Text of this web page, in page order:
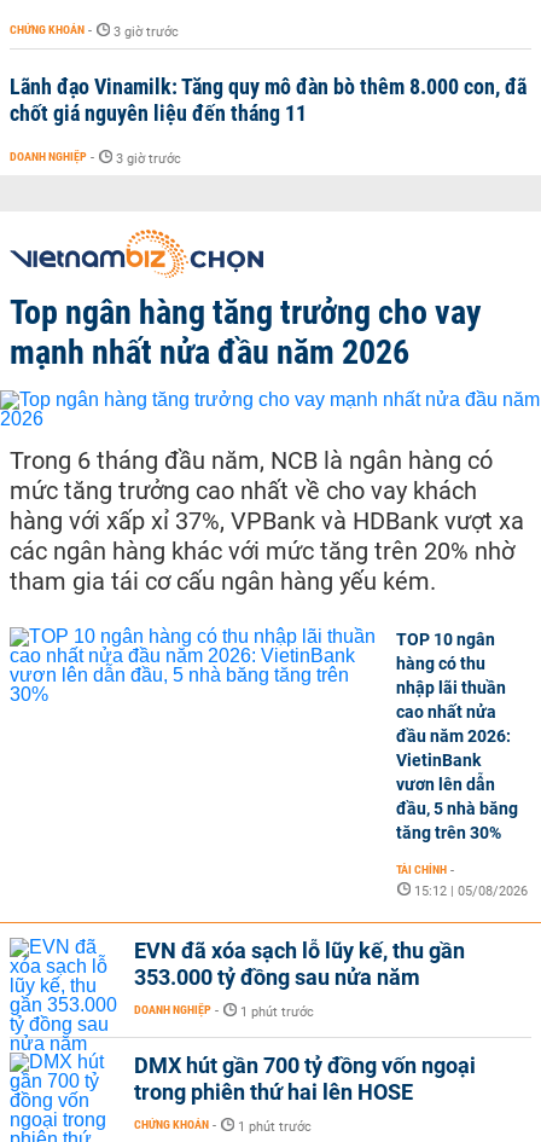
CHỨNG KHOÁN - 3 giờ trước
Lãnh đạo Vinamilk: Tăng quy mô đàn bò thêm 8.000 con, đã
chốt giá nguyên liệu đến tháng 11
DOANH NGHIỆP - 3 giờ trước
Top ngân hàng tăng trưởng cho vay
mạnh nhất nửa đầu năm 2026
Trong 6 tháng đầu năm, NCB là ngân hàng có
mức tăng trưởng cao nhất về cho vay khách
hàng với xấp xỉ 37%, VPBank và HDBank vượt xa
các ngân hàng khác với mức tăng trên 20% nhờ
tham gia tái cơ cấu ngân hàng yếu kém.
TOP 10 ngân
hàng có thu
nhập lãi thuần
cao nhất nửa
đầu năm 2026:
VietinBank
vươn lên dẫn
đầu, 5 nhà băng
tăng trên 30%
TÀI CHÍNH -
15:12 | 05/08/2026
EVN đã xóa sạch lỗ lũy kế, thu gần
353.000 tỷ đồng sau nửa năm
DOANH NGHIỆP - 1 phút trước
DMX hút gần 700 tỷ đồng vốn ngoại
trong phiên thứ hai lên HOSE
CHỨNG KHOÁN - 1 phút trước